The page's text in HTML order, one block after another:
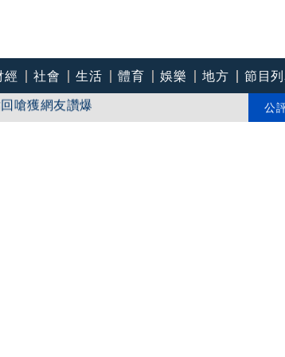
經 社會 生活 體育 娛樂 地方
節目
嗆獲網友讚爆
」白海豚颱風
公